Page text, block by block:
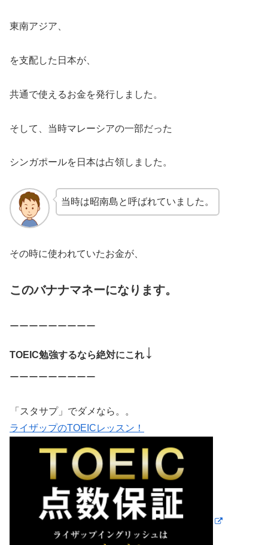
東南アジア、
を支配した日本が、
共通で使えるお金を発行しました。
そして、当時マレーシアの一部だった
シンガポールを日本は占領しました。
当時は昭南島と呼ばれていました。
その時に使われていたお金が、
このバナナマネーになります。
ーーーーーーーーー
TOEIC勉強するなら絶対にこれ ↓
ーーーーーーーーー
「スタサプ」でダメなら。。
ライザップのTOEICレッスン！